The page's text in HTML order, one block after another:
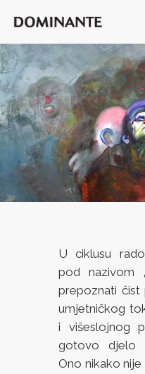
U ciklusu
pod nazivom
prepoznati čist
umjetničkog
i višeslojnog
gotovo djelo
Ono nikako